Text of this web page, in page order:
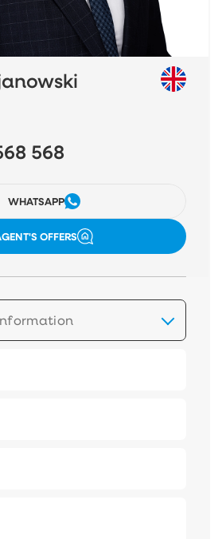
568
WHATSAPP
OFFERS